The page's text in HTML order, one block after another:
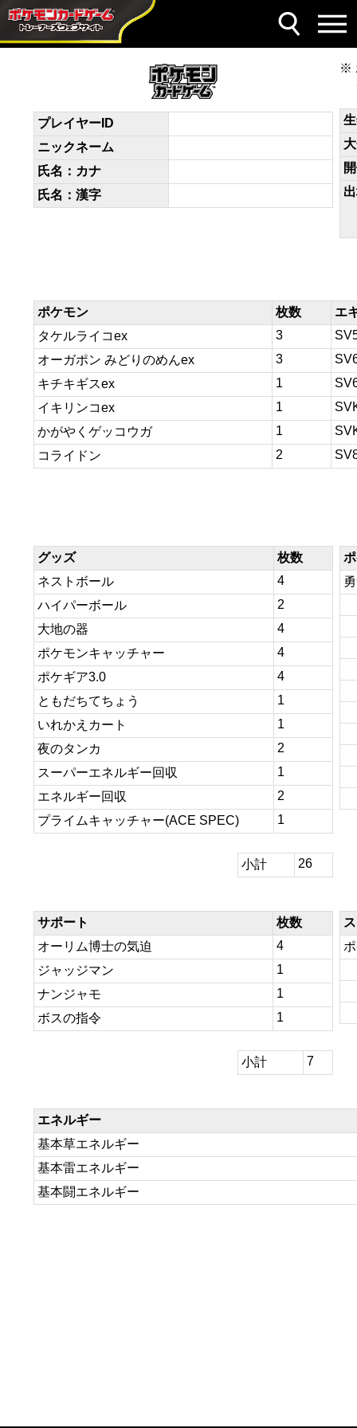
デッキコード
cDxxJ8-Oe2hFl-84cxYc
プレイヤーID
ニックネーム
氏名：カナ
氏名：漢字
ポケモン 枚数
エ
タケルライコex
3
オーガポン みどりのめんex
3
キチキギスex
1
イキリンコex
1
かがやくゲッコウガ
1
コライドン
2
グッズ
枚数
ネストボール
4
ハイパーボール
2
大地の器
4
ポケモンキャッチャー
4
ポケギア3.0
4
ともだちてちょう
1
いれかえカート
1
夜のタンカ
2
スーパーエネルギー回収
1
エネルギー回収
2
プライムキャッチャー(ACE SPEC)
1
小計 26
サポート
枚数
オーリム博士の気迫
4
ジャッジマン
1
ナンジャモ
1
ボスの指令
1
小計 7
エネルギー
基本草エネルギー
基本雷エネルギー
基本闘エネルギー